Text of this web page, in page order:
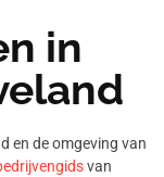
in
en de omgeving van
van